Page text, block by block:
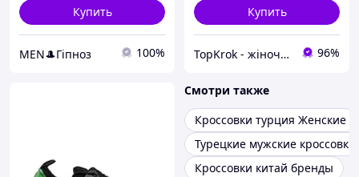
Купить
МEN🎩Гіпноз 100%
Купить
TopKrok - жіноче та чоловіче взуття, жіночі сумки та верхній одяг 96%
Смотри также
Кроссовки турция Женские
Турецкие мужские кроссовки
Кроссовки китай бренды